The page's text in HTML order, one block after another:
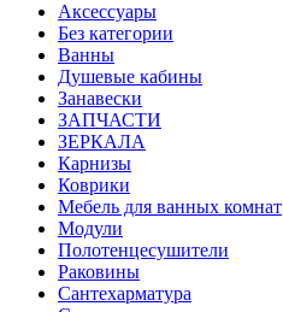
Аксессуары
Без категории
Ванны
Душевые кабины
Занавески
ЗАПЧАСТИ
ЗЕРКАЛА
Карнизы
Коврики
Мебель для ванных комнат
Модули
Полотенцесушители
Раковины
Сантехарматура